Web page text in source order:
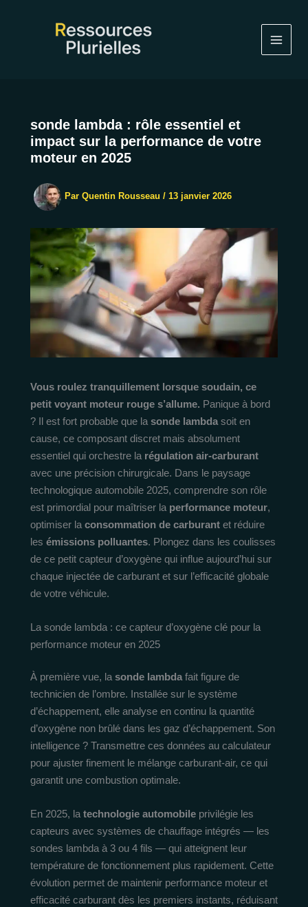
sonde lambda : rôle essentiel et
impact sur la performance de votre
moteur en 2025
Par Quentin Rousseau / 13 janvier 2026
Vous roulez tranquillement lorsque soudain, ce
petit voyant moteur rouge s’allume. Panique à bord
? Il est fort probable que la sonde lambda soit en
cause, ce composant discret mais absolument
essentiel qui orchestre la régulation air-carburant
avec une précision chirurgicale. Dans le paysage
technologique automobile 2025, comprendre son rôle
est primordial pour maîtriser la performance moteur,
optimiser la consommation de carburant et réduire
les émissions polluantes. Plongez dans les coulisses
de ce petit capteur d’oxygène qui influe aujourd’hui sur
chaque injectée de carburant et sur l’efficacité globale
de votre véhicule.
La sonde lambda : ce capteur d’oxygène clé pour la
performance moteur en 2025
À première vue, lasonde lambdafait figure de
technicien de l’ombre. Installée sur le système
d’échappement, elle analyse en continu la quantité
d’oxygène non brûlé dans les gaz d’échappement. Son
intelligence ? Transmettre ces données au calculateur
pour ajuster finement le mélange carburant-air, ce qui
garantit une combustion optimale.
En 2025, latechnologie automobile privilégie les
capteurs avec systèmes de chauffage intégrés — les
sondes lambda à 3 ou 4 fils — qui atteignent leur
température de fonctionnement plus rapidement. Cette
évolution permet de maintenir performance moteur et
efficacité carburant dès les premiers instants, réduisant